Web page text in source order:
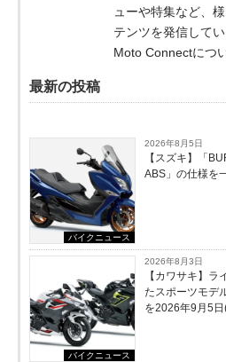
ューや特集など、
テンツを発信してい
Moto Connectにつ
最新の投稿
バイクニュース
2026年8月5日
【スズキ】「
ABS」の仕様を
バイクニュース
2026年8月3日
【カワサキ】ラ
たスポーツモデ
を2026年9月5